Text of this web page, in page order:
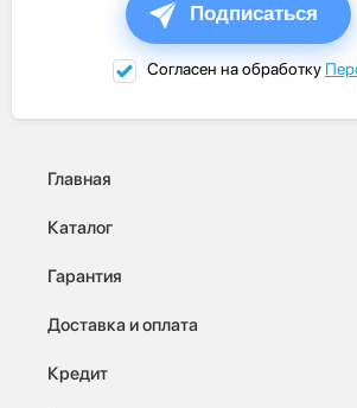
Подписаться
Согласен на обработку
Главная
Каталог
Гарантия
Доставка и оплата
Кредит